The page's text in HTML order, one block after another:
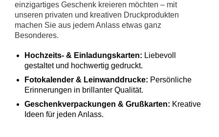
einzigartiges Geschenk kreieren möchten – mit
unseren privaten und kreativen Druckprodukten
machen Sie aus jedem Anlass etwas ganz
Besonderes.
Hochzeits- & Einladungskarten: Liebevoll
gestaltet und hochwertig gedruckt.
Fotokalender & Leinwanddrucke: Persönliche
Erinnerungen in brillanter Qualität.
Geschenkverpackungen & Grußkarten: Kreative
Ideen für jeden Anlass.